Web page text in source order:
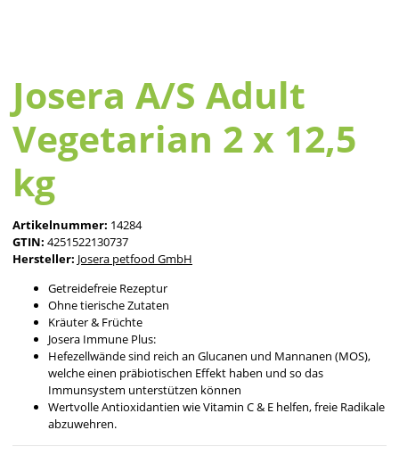
Josera A/S Adult
Vegetarian 2 x 12,5
kg
Artikelnummer: 14284
GTIN: 4251522130737
Hersteller: Josera petfood GmbH
Getreidefreie Rezeptur
Ohne tierische Zutaten
Kräuter & Früchte
Josera Immune Plus:
Hefezellwände sind reich an Glucanen und Mannanen (MOS),
welche einen präbiotischen Effekt haben und so das
Immunsystem unterstützen können
Wertvolle Antioxidantien wie Vitamin C & E helfen, freie Radikale
abzuwehren.